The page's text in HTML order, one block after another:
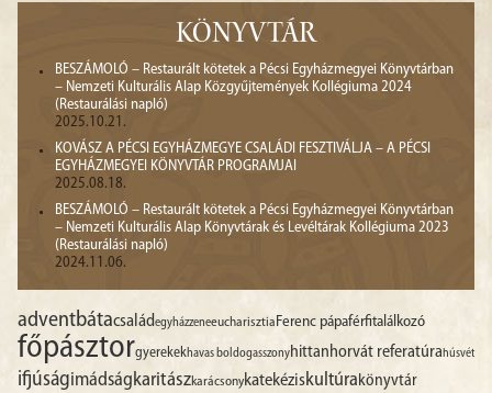
KÖNYVTÁR
BESZÁMOLÓ – Restaurált kötetek a Pécsi Egyházmegyei Könyvtárban
– Nemzeti Kulturális Alap Közgyűjtemények Kollégiuma 2024
(Restaurálási napló)
2025.10.21.
KOVÁSZ A PÉCSI EGYHÁZMEGYE CSALÁDI FESZTIVÁLJA – A PÉCSI
EGYHÁZMEGYEI KÖNYVTÁR PROGRAMJAI
2025.08.18.
BESZÁMOLÓ – Restaurált kötetek a Pécsi Egyházmegyei Könyvtárban
– Nemzeti Kulturális Alap Könyvtárak és Levéltárak Kollégiuma 2023
(Restaurálási napló)
2024.11.06.
adventbátacsaládegyházzeneeucharisztiaFerenc pápaférfitalálkozó
főpásztorgyerekekhavas boldogasszonyhittanhorvát referatúrahúsvét
ifjúságimádságkaritászkarácsonykatekéziskultúrakönyvtár